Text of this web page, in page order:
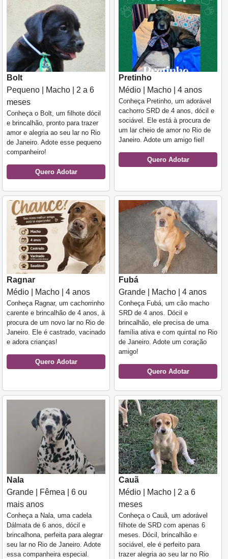
Bolt
Pequeno | Macho | 2 a 6
meses
Conheça o Bolt, um filhote dócil
e brincalhão, pronto para trazer
amor e alegria ao seu lar no Rio
de Janeiro. Adote esse pequeno
companheiro!
Quero Adotar
Pretinho
Médio | Macho | 4 anos
Conheça Pretinho, um adorável
cachorro SRD de 4 anos, dócil e
sociável. Ele está à procura de
um lar cheio de amor no Rio de
Janeiro. Adote um amigo fiel!
Quero Adotar
Ragnar
Médio | Macho | 4 anos
Conheça Ragnar, um cachorrinho
carente e brincalhão de 4 anos, à
procura de um novo lar no Rio de
Janeiro. Ele é castrado, vacinado
e adora crianças!
Quero Adotar
Fubá
Grande | Macho | 4 anos
Conheça Fubá, um cão macho
SRD de 4 anos. Dócil e
brincalhão, ele precisa de uma
família ativa e com quintal no Rio
de Janeiro. Adote um coração
amigo!
Quero Adotar
Nala
Grande | Fêmea | 6 ou
mais anos
Conheça a Nala, uma cadela
Dálmata de 6 anos, dócil e
brincalhona, perfeita para alegrar
seu lar no Rio de Janeiro. Adote
essa companheira especial.
Cauã
Médio | Macho | 2 a 6
meses
Conheça o Cauã, um adorável
filhote de SRD com apenas 6
meses. Dócil, brincalhão e
sociável, ele é perfeito para
trazer alegria ao seu lar no Rio